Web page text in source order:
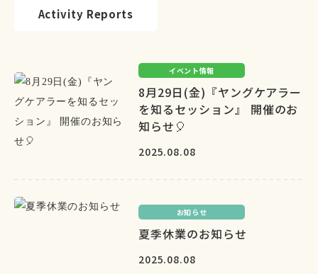
Activity Reports
イベント情報
8月29日(金)『ヤングケアラー
を知るセッション』 開催のお
知らせ🎈
2025.08.08
お知らせ
夏季休業のお知らせ
2025.08.08